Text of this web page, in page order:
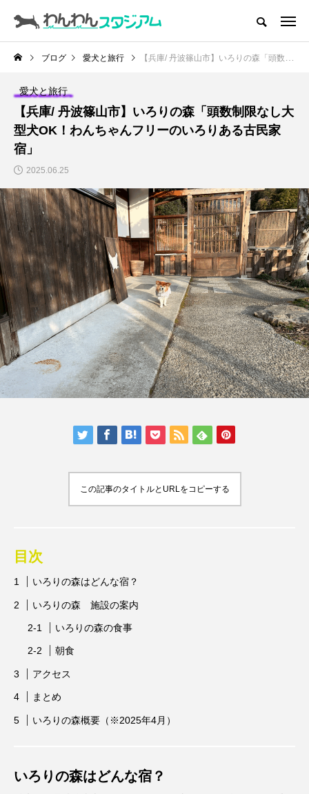
CATEGORY
ドッグラン
ドッグカフェ
愛犬とおでかけ (公園･施設etc)
愛犬と旅行
トリミングサロン
動物病院
コラム
トップページ
人気の記事ランキング
メンバー
会社概要
プライバシーポリシー
ブログ 愛犬と旅行 【兵庫/ 丹波篠山市】いろりの森「頭数制限なし大型犬OK！わんちゃんフリーのいろりある古民家宿」
愛犬と旅行
【兵庫/ 丹波篠山市】いろりの森「頭数制限なし大
型犬OK！わんちゃんフリーのいろりある古民家
宿」
2025.06.25
この記事のタイトルとURLをコピーする
目次
いろりの森はどんな宿？
いろりの森 施設の案内
いろりの森の食事
朝食
アクセス
まとめ
いろりの森概要（※2025年4月）
いろりの森はどんな宿？